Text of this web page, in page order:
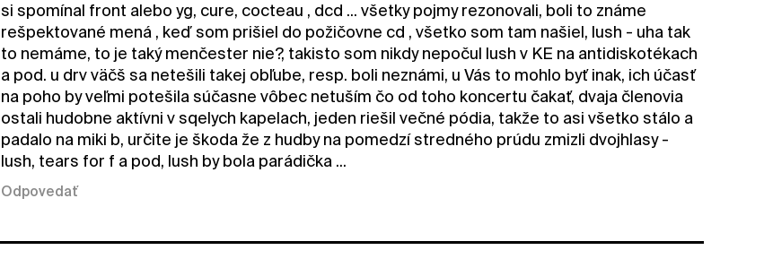
si spomínal front alebo yg, cure, cocteau , dcd ... všetky pojmy rezonovali, boli to známe
rešpektované mená , keď som prišiel do požičovne cd , všetko som tam našiel, lush - uha tak
to nemáme, to je taký menčester nie?, takisto som nikdy nepočul lush v KE na antidiskotékach
a pod. u drv väčš sa netešili takej obľube, resp. boli neznámi, u Vás to mohlo byť inak, ich účasť
na poho by veľmi potešila súčasne vôbec netuším čo od toho koncertu čakať, dvaja členovia
ostali hudobne aktívni v sqelych kapelach, jeden riešil večné pódia, takže to asi všetko stálo a
padalo na miki b, určite je škoda že z hudby na pomedzí stredného prúdu zmizli dvojhlasy -
lush, tears for f a pod, lush by bola parádička ...
Odpovedať